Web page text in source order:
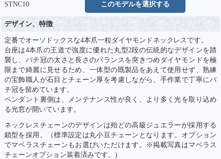
STNC10 このモデルを選択する
デザイン、特徴
定番でオーソドックスな4本爪一粒ダイヤモンドネックレスです。
台座は4本爪の王道で強度に優れた丸型2段の伝統的なデザインを踏
襲し、バチ冠の太さと長さのバランスを突きつめダイヤモンドを極
限まで綺麗に見せるため、一体型の既製品をあえて使用せず、熟練
の宝飾職人が石目とチェーン厚を考慮しながら、手作業で丁寧にバ
チ冠を留めています。
ペンダント裏側は、メンテナンス性が良く、より多く光を取り込め
る光窓が開いています。
ネックレスチェーンのデザインは殆どの高級ジュエラーが採用する
鎖型を採用。（標準設定は丸小豆チェーンとなります。オプション
でマベラスチェーンもお選びいただけます。※掲載写真はマベラス
チェーンオプション装着済みです。)